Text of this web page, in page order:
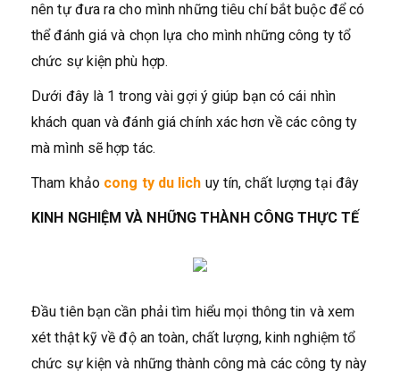
nên tự đưa ra cho mình những tiêu chí bắt buộc để có
thể đánh giá và chọn lựa cho mình những công ty tổ
chức sự kiện phù hợp.
Dưới đây là 1 trong vài gợi ý giúp bạn có cái nhìn
khách quan và đánh giá chính xác hơn về các công ty
mà mình sẽ hợp tác.
Tham khảo cong ty du lich uy tín, chất lượng tại đây
KINH NGHIỆM VÀ NHỮNG THÀNH CÔNG THỰC TẾ
Đầu tiên bạn cần phải tìm hiểu mọi thông tin và xem
xét thật kỹ về độ an toàn, chất lượng, kinh nghiệm tổ
chức sự kiện và những thành công mà các công ty này